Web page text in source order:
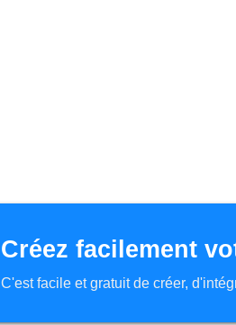
Créez facilement
C'est facile et gratuit de créer,